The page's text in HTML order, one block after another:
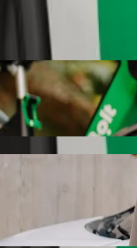
à De
avec chauffeur Bolt
nous trouverons le